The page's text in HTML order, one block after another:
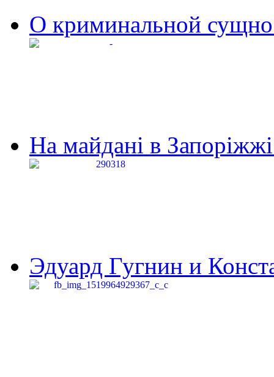
О криминальной
На майдані в
Эдуард Гугнин и